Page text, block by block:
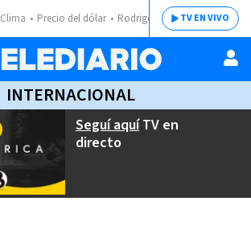
Clima Precio del dólar Rodrigo ChavesTV EN VIVO
INTERNACIONAL
Seguí aquíTV en
directo